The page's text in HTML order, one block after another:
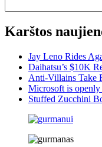
Karštos
Jay Leno Rides
Daihatsu’s $10K
Anti-Villains Take
Microsoft is
Stuffed Zucchini